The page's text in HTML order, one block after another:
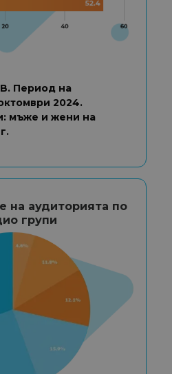
Период на
2024.
мъже и жени на
на аудиторията по
групи